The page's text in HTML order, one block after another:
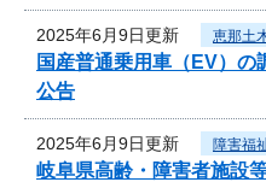
2025年6月9日更新 恵那土
国産普通乗用車（EV）
公告
2025年6月9日更新 障害福
岐阜県高齢・障害者施設